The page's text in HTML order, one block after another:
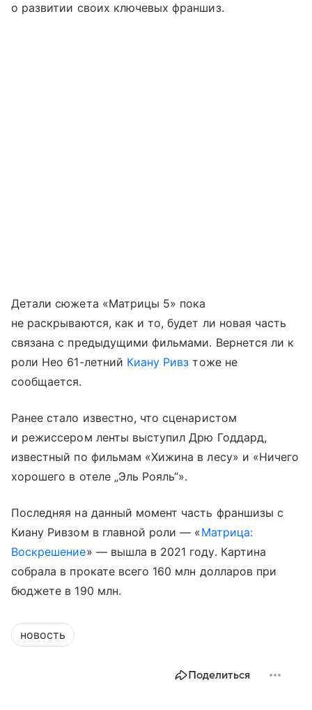
о развитии своих ключевых франшиз.
Детали сюжета «Матрицы 5» пока
не раскрываются, как и то, будет ли новая часть
связана с предыдущими фильмами. Вернется ли к
роли Нео 61-летний Киану Ривз тоже не
сообщается.
Ранее стало известно, что сценаристом
и режиссером ленты выступил Дрю Годдард,
известный по фильмам «Хижина в лесу» и «Ничего
хорошего в отеле „Эль Рояль“».
Последняя на данный момент часть франшизы с
Киану Ривзом в главной роли — «Матрица:
Воскрешение» — вышла в 2021 году. Картина
собрала в прокате всего 160 млн долларов при
бюджете в 190 млн.
новость
Поделиться